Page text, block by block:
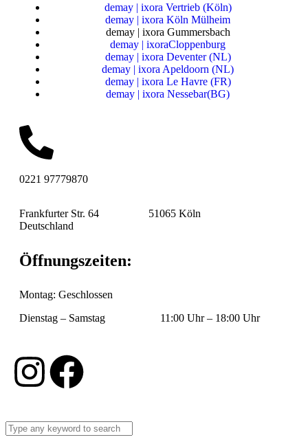
demay | ixora Vertrieb (Köln)
demay | ixora Köln Mülheim
demay | ixora Gummersbach
demay | ixoraCloppenburg
demay | ixora Deventer (NL)
demay | ixora Apeldoorn (NL)
demay | ixora Le Havre (FR)
demay | ixora Nessebar(BG)
0221 97779870
Frankfurter Str. 64 51065 Köln
Deutschland
Öffnungszeiten:
Montag: Geschlossen
Dienstag – Samstag 11:00 Uhr – 18:00 Uhr